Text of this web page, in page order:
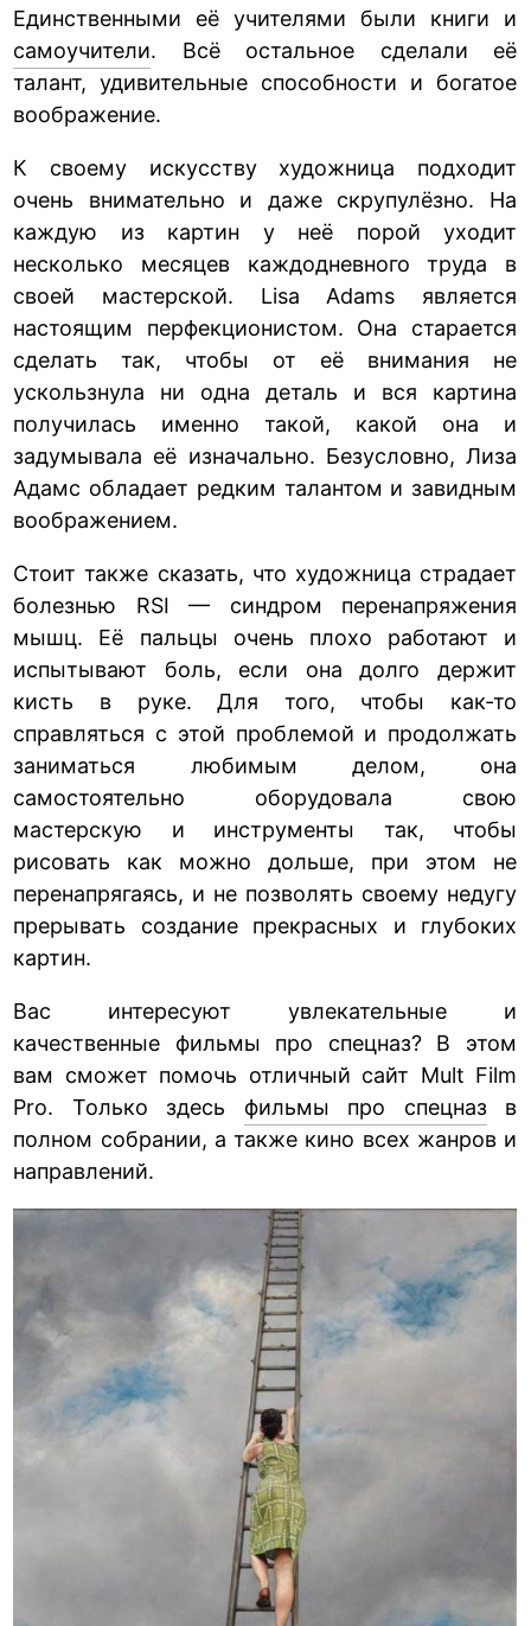
Единственными её учителями были книги и
самоучители. Всё остальное сделали её
талант, удивительные способности и богатое
воображение.
К своему искусству художница подходит
очень внимательно и даже скрупулёзно. На
каждую из картин у неё порой уходит
несколько месяцев каждодневного труда в
своей мастерской. Lisa Adams является
настоящим перфекционистом. Она старается
сделать так, чтобы от её внимания не
ускользнула ни одна деталь и вся картина
получилась именно такой, какой она и
задумывала её изначально. Безусловно, Лиза
Адамс обладает редким талантом и завидным
воображением.
Стоит также сказать, что художница страдает
болезнью RSI — синдром перенапряжения
мышц. Её пальцы очень плохо работают и
испытывают боль, если она долго держит
кисть в руке. Для того, чтобы как-то
справляться с этой проблемой и продолжать
заниматься любимым делом, она
самостоятельно оборудовала свою
мастерскую и инструменты так, чтобы
рисовать как можно дольше, при этом не
перенапрягаясь, и не позволять своему недугу
прерывать создание прекрасных и глубоких
картин.
Вас интересуют увлекательные и
качественные фильмы про спецназ? В этом
вам сможет помочь отличный сайт Mult Film
Pro. Только здесь фильмы про спецназ в
полном собрании, а также кино всех жанров и
направлений.